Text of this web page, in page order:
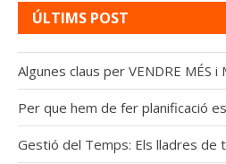
ÚLTIMS POST
Algunes claus per VENDRE MÉS i
Per que hem de fer planificació
Gestió del Temps: Els lladres de